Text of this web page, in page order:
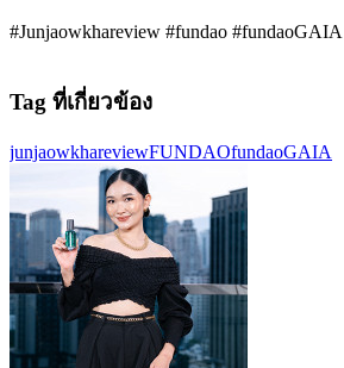
#Junjaowkhareview #fundao #fundaoGAIA
Tag ที่เกี่ยวข้อง
junjaowkhareviewFUNDAOfundaoGAIA